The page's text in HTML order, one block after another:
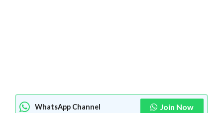
WhatsApp Channel Join Now